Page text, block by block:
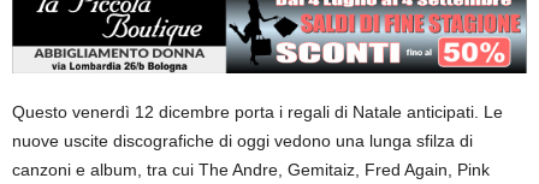
Questo venerdì 12 dicembre porta i regali di Natale anticipati. Le
nuove uscite discografiche di oggi vedono una lunga sfilza di
canzoni e album, tra cui The Andre, Gemitaiz, Fred Again, Pink